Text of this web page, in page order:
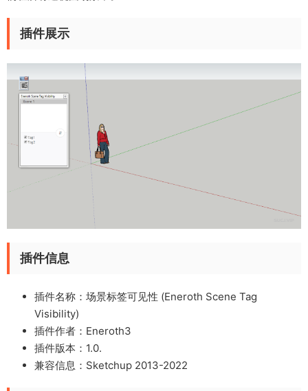
插件展示
插件信息
插件名称：场景标签可见性 (Eneroth Scene Tag
Visibility)
插件作者：Eneroth3
插件版本：1.0.
兼容信息：Sketchup 2013-2022